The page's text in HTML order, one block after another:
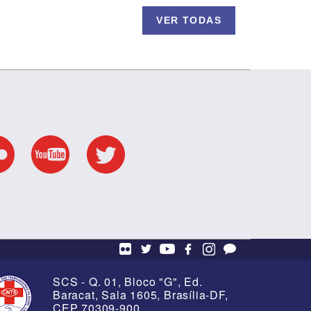
em
8 de Março - Ato da
VER TODAS
SCS - Q. 01, Bloco "G", Ed.
Baracat, Sala 1605, Brasília-DF,